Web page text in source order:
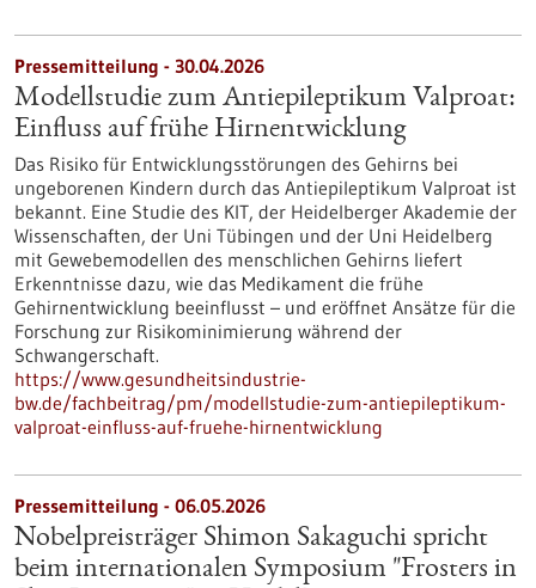
Pressemitteilung - 30.04.2026
Modellstudie zum Antiepileptikum Valproat:
Einfluss auf frühe Hirnentwicklung
Das Risiko für Entwicklungsstörungen des Gehirns bei
ungeborenen Kindern durch das Antiepileptikum Valproat ist
bekannt. Eine Studie des KIT, der Heidelberger Akademie der
Wissenschaften, der Uni Tübingen und der Uni Heidelberg
mit Gewebemodellen des menschlichen Gehirns liefert
Erkenntnisse dazu, wie das Medikament die frühe
Gehirnentwicklung beeinflusst – und eröffnet Ansätze für die
Forschung zur Risikominimierung während der
Schwangerschaft.
https://www.gesundheitsindustrie-
bw.de/fachbeitrag/pm/modellstudie-zum-antiepileptikum-
valproat-einfluss-auf-fruehe-hirnentwicklung
Pressemitteilung - 06.05.2026
Nobelpreisträger Shimon Sakaguchi spricht
beim internationalen Symposium "Frosters in